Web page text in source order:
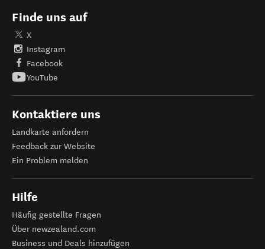
Finde uns auf
X
Instagram
Facebook
YouTube
Kontaktiere uns
Landkarte anfordern
Feedback zur Website
Ein Problem melden
Hilfe
Häufig gestellte Fragen
Über newzealand.com
Business und Deals hinzufügen